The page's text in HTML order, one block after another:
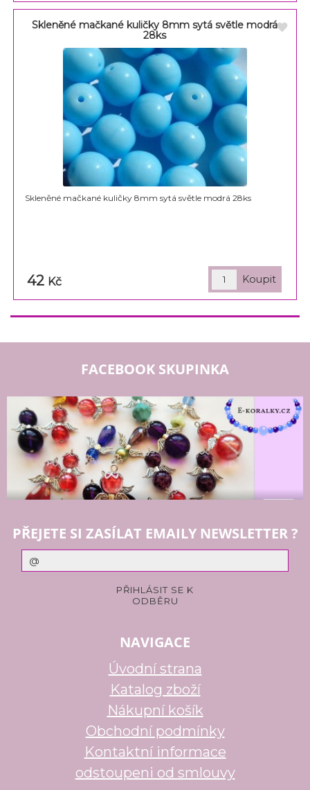
Skleněné mačkané kuličky 8mm sytá světle modrá
28ks
Skleněné mačkané kuličky 8mm sytá světle modrá 28ks
42 Kč
FACEBOOK SKUPINKA
PŘEJETE SI ZASÍLAT EMAILY NEWSLETTER ?
NAVIGACE
Úvodní strana
Katalog zboží
Nákupní košík
Obchodní podmínky
Kontaktní informace
odstoupeni od smlouvy